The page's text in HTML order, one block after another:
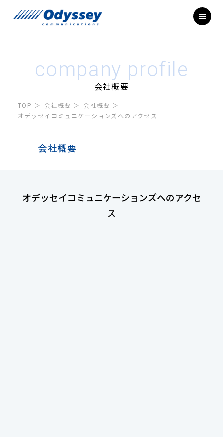
company profile
会社概要
TOP 会社概要
会社概要
オデッセイコミュニケーションズへのアクセス
会社概要
オデッセイコミュニケーションズへのアクセ
ス